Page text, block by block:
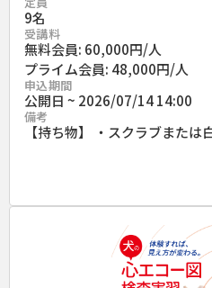
9名
受講料
無料会員: 60,000円/人
プライム会員: 48,000円/人
申込期間
公開日 ~ 2026/07/14 14:00
備考
【持ち物】 ・スクラブまたは